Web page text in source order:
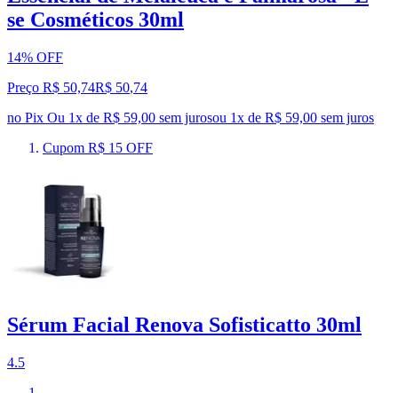
se Cosméticos 30ml
14% OFF
Preço R$ 50,74R$ 50,74
no Pix Ou 1x de R$ 59,00 sem jurosou 1x de R$ 59,00 sem juros
Cupom R$ 15 OFF
Sérum Facial Renova Sofisticatto 30ml
4.5